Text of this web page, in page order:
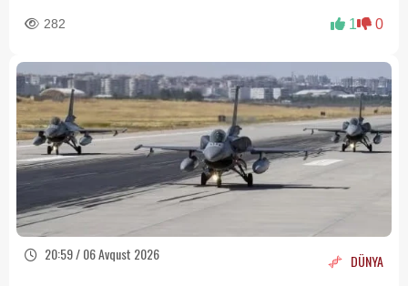
282 1 0
20:59 / 06 Avqust 2026 DÜNYA